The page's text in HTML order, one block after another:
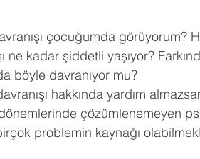
çocuğumda görüyorum?
ne kadar şiddetli yaşıyor?
böyle davranıyor mu?
hakkında yardım
çözümlenemeyen
problemin kaynağı